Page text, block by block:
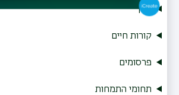
שיוך
קורות חיים
פרסומים
תחומי התמחות